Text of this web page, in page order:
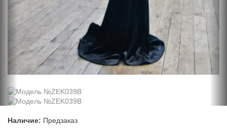
Наличие: Предзаказ